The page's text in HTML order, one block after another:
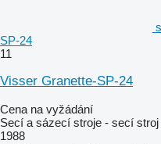
SP-24
11
Visser Granette-SP-24
Cena na vyžádání
Secí a sázecí stroje - secí
1988